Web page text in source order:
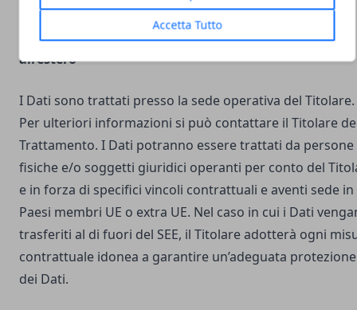
Accetta Tutto
Luogo del Trattamento e trasferimento dei Dati
all’estero
I Dati sono trattati presso la sede operativa del Titolare.
Per ulteriori informazioni si può contattare il Titolare
Trattamento. I Dati potranno essere trattati da persone
fisiche e/o soggetti giuridici operanti per conto del
e in forza di specifici vincoli contrattuali e aventi sede in
Paesi membri UE o extra UE. Nel caso in cui i Dati
trasferiti al di fuori del SEE, il Titolare adotterà ogni
contrattuale idonea a garantire un’adeguata protezione
dei Dati.